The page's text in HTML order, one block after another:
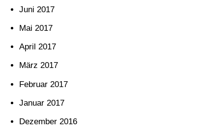
Juni 2017
Mai 2017
April 2017
März 2017
Februar 2017
Januar 2017
Dezember 2016